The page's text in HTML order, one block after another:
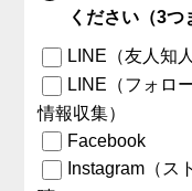
ください（3つ
LINE（友人知
LINE（フォロ
情報収集）
Facebook
Instagram（ス